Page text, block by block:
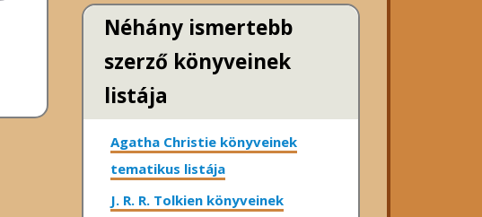
Néhány ismertebb
szerző könyveinek
listája
Agatha Christie könyveinek
tematikus listája
J. R. R. Tolkien könyveinek